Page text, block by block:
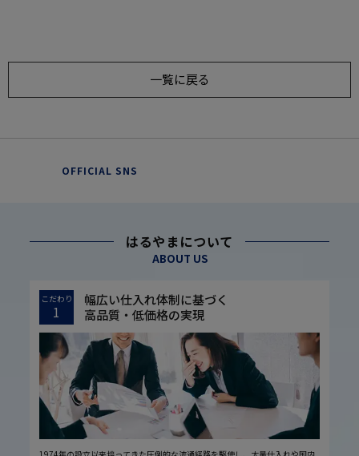
一覧に戻る
OFFICIAL SNS
はるやまについて
ABOUT US
こだわり
1
幅広い仕入れ体制に基づく
高品質・低価格の実現